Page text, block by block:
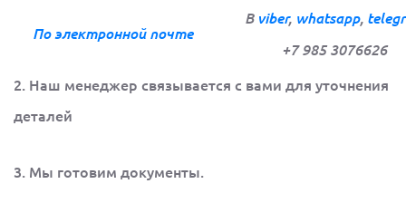
По электроннойпочте
В viber, whatsapp,
+7 985 3076626
2. Наш менеджер связывается с вами для уточнения
деталей
3. Мы готовим документы.